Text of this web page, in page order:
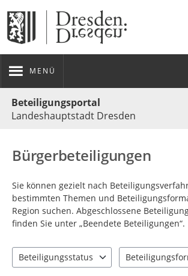
MENÜ
Beteiligungsportal
Landeshauptstadt Dresden
Bürgerbeteiligungen
Sie können gezielt nach
bestimmten Themen und
Region suchen. Abgeschlossene
finden Sie unter „Beendete Beteiligungen“.
Beteiligungsstatus